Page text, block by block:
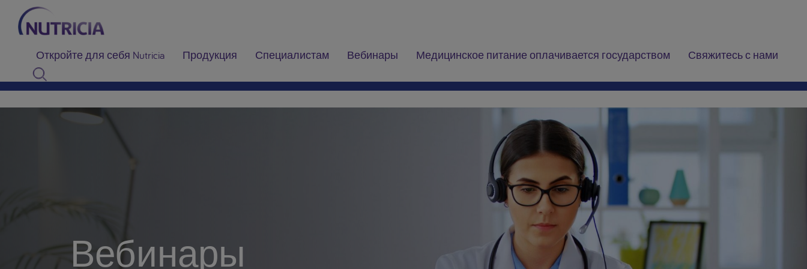
Откройте для себя Nutricia Продукция Специалистам Вебинары Медицинское питание оплачивается государством Свяжитесь с нами
Вебинары